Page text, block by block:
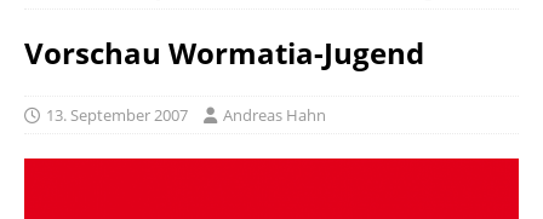
Vorschau Wormatia-Jugend
13. September 2007 Andreas Hahn